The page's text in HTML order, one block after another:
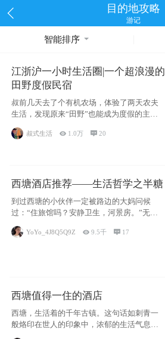
目的地攻略
游记
智能排序
江浙沪一小时生活圈|一个超浪漫的
田野度假民宿
叔前几天去了个有机农场，体验了两天农夫
生活，发现原来“田野”也能成为度假的主旋
律。江
叔式生活  1.0万 20
西塘酒店推荐——生活哲学之半糖
到过西塘的小伙伴一定被路边的大妈问候
过：“住旅馆吗？安静卫生，河景房。”无意
YoYo_4J8Q5Q9Z 9.5千  17
西塘值得一住的酒店
西塘，生活着的千年古镇。这句话如刺青一
般烙印在世人的印象中，浓郁的生活气息，
小桥流水